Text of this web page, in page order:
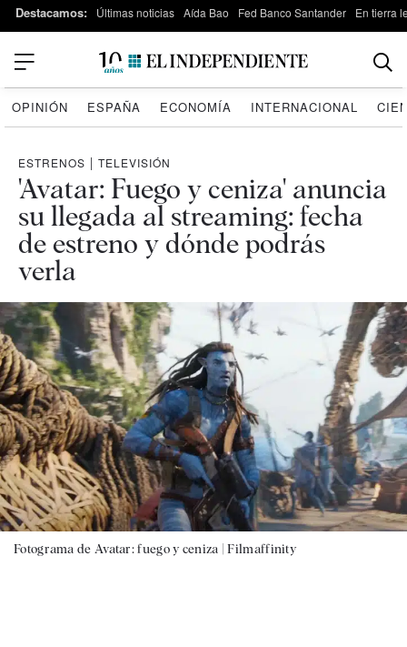
Destacamos: Últimas noticias Aída Bao Fed Banco Santander En tierra
OPINIÓN ESPAÑA ECONOMÍA INTERNACIONAL
ESTRENOS | TELEVISIÓN
'Avatar: Fuego y ceniza' anuncia
su llegada al streaming: fecha
de estreno y dónde podrás
verla
Fotograma de Avatar: fuego y ceniza |Filmaffinity